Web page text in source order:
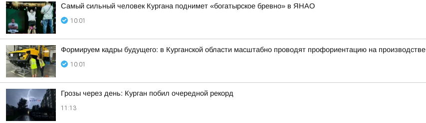
Самый сильный человек Кургана поднимет «богатырское бревно» в ЯНАО
10:01
Формируем кадры будущего: в Курганской области масштабно проводят профориентацию на производстве
10:01
Грозы через день: Курган побил очередной рекорд
11:13